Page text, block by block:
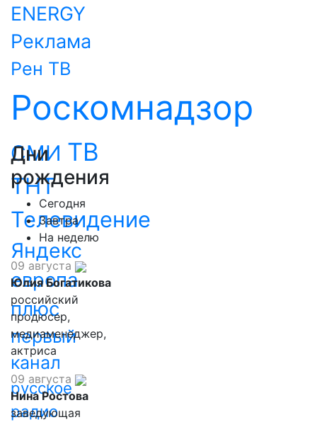
ENERGY
Реклама
Рен ТВ
Роскомнадзор
СМИ ТВ
ТНТ
Телевидение
Яндекс
европа
плюс
первый
канал
русское
радио
Дни
рождения
Сегодня
Завтра
На неделю
09 августа
Юлия Богатикова
российский
продюсер,
медиаменеджер,
актриса
09 августа
Нина Ростова
заведующая